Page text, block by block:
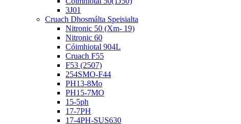
3J01
Cruach Dhosmálta Speisialta
Nitronic 50 (Xm- 19)
Nitronic 60
Cóimhiotal 904L
Cruach F55
F53 (2507)
254SMO-F44
PH13-8Mo
PH15-7MO
15-5ph
17-7PH
17-4PH-SUS630